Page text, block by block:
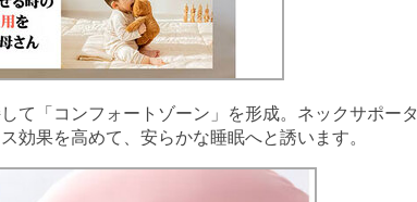
て「コンフォートゾーン」を形成。ネックサポータ
効果を高めて、安らかな睡眠へと誘います。